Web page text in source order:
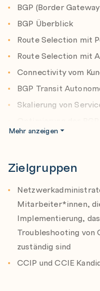
vorbereitet.
BGP (Border
BGP Überblick
Route Selection mit
Route Selection mit
Connectivity vom
BGP Transit
Skalierung von
Mehr anzeigen
Zielgruppen
Mitarbeiter*innen,
Implementierung,
Troubleshooting von
zuständig sind
CCIP und CCIE